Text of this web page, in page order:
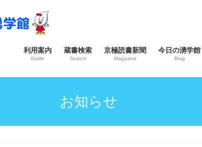
利用案内
Guide
蔵書検索
Search
京極読書新聞
Magazine
今日の湧学館
Blog
お知らせ